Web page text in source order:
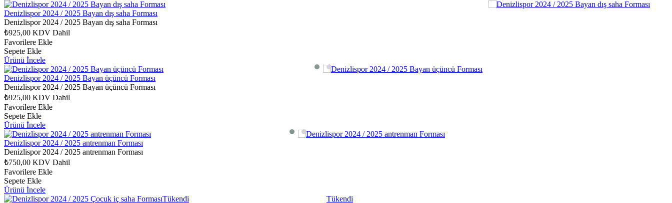
Denizlispor 2024 / 2025 Bayan dış saha Forması
Denizlispor 2024 / 2025 Bayan dış saha Forması
₺925,00 KDV Dahil
Favorilere Ekle
Sepete Ekle
Ürünü İncele
Denizlispor 2024 / 2025 Bayan üçüncü Forması
Denizlispor 2024 / 2025 Bayan üçüncü Forması
₺925,00 KDV Dahil
Favorilere Ekle
Sepete Ekle
Ürünü İncele
Denizlispor 2024 / 2025 antrenman Forması
Denizlispor 2024 / 2025 antrenman Forması
₺750,00 KDV Dahil
Favorilere Ekle
Sepete Ekle
Ürünü İncele
Tükendi
Tükendi